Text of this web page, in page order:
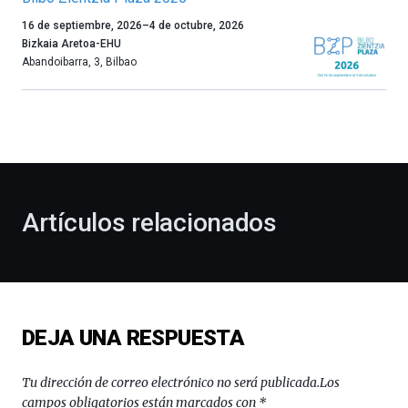
Un
año
más,
celebración
novena
Bilbo
(BZP),
16 de septiembre, 2026–4 de octubre, 2026
Bizkaia Aretoa-EHU
Abandoibarra, 3, Bilbao
Artículos relacionados
DEJA UNA RESPUESTA
Tu dirección de correo electrónico no será publicada.Los
campos obligatorios están marcados con *